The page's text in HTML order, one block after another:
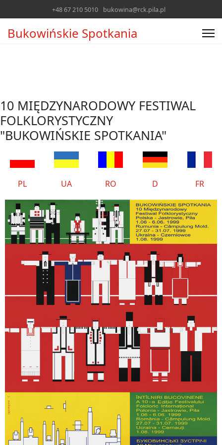
+48 67 210 5010 bukowina@rck.pila.pl
Bukowińskie Spotkania
10 MIĘDZYNARODOWY FESTIWAL
FOLKLORYSTYCZNY
"BUKOWIŃSKIE SPOTKANIA"
PL UA RO D FR